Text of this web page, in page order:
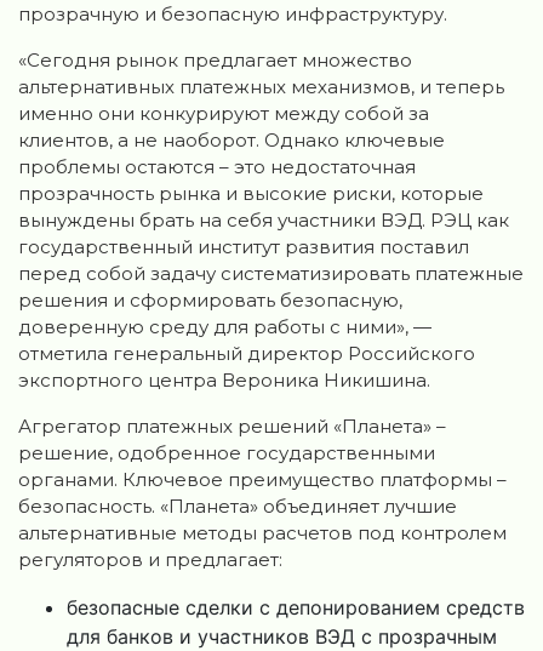
прозрачную и безопасную инфраструктуру.
«Сегодня рынок предлагает множество
альтернативных платежных механизмов, и теперь
именно они конкурируют между собой за
клиентов, а не наоборот. Однако ключевые
проблемы остаются – это недостаточная
прозрачность рынка и высокие риски, которые
вынуждены брать на себя участники ВЭД. РЭЦ как
государственный институт развития поставил
перед собой задачу систематизировать платежные
решения и сформировать безопасную,
доверенную среду для работы с ними», —
отметила генеральный директор Российского
экспортного центра Вероника Никишина.
Агрегатор платежных решений «Планета» –
решение, одобренное государственными
органами. Ключевое преимущество платформы –
безопасность. «Планета» объединяет лучшие
альтернативные методы расчетов под контролем
регуляторов и предлагает:
безопасные сделки с депонированием средств
для банков и участников ВЭД с прозрачным